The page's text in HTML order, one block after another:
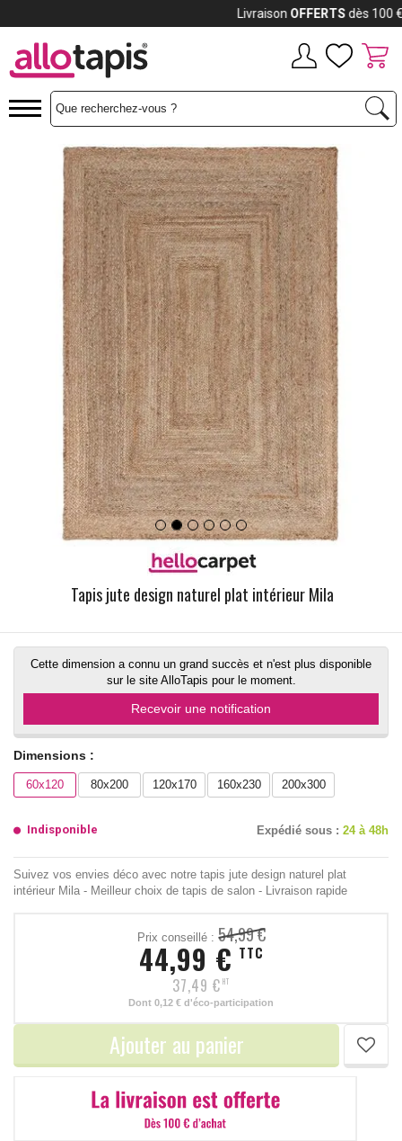
Tapis jute design naturel plat intérieur Mila
Cette dimension a connu un grand succès et n'est plus disponible
sur le site AlloTapis pour le moment.
Recevoir une notification
Dimensions :
60x120 80x200 120x170 160x230 200x300
Indisponible Expédié sous : 24 à 48h
Suivez vos envies déco avec notre tapis jute design naturel plat
intérieur Mila - Meilleur choix de tapis de salon - Livraison rapide
Prix conseillé : 54,99 €
44,99 € TTC
37,49 € HT
Dont 0,12 € d'éco-participation
Ajouter au panier
12x